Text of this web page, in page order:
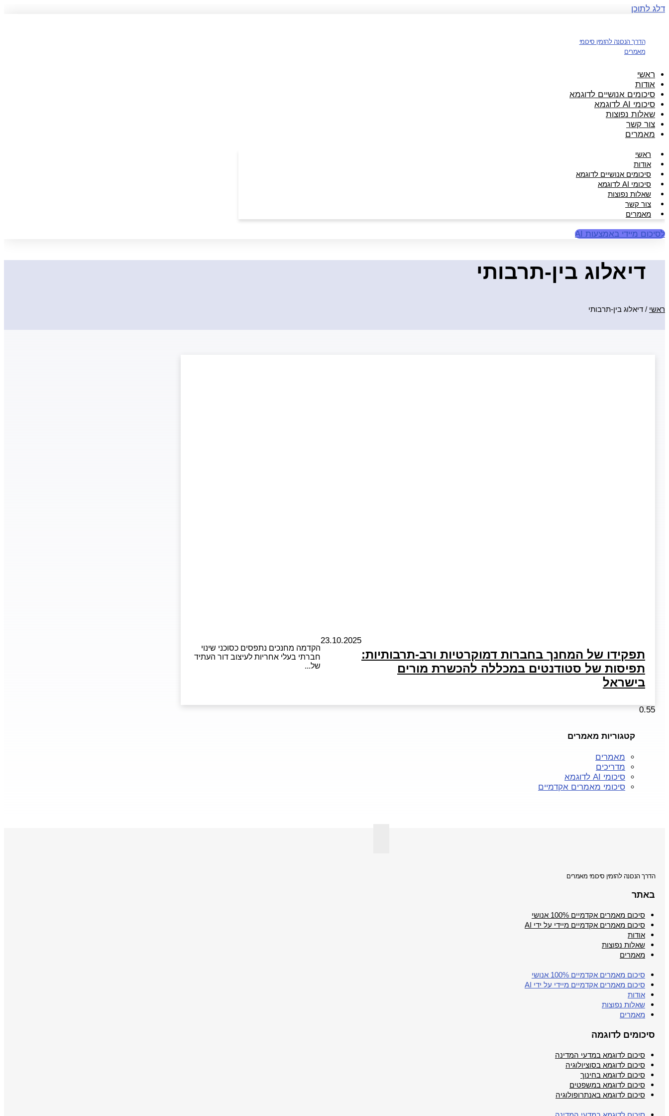
דלג לתוכן
הדרך הנכונה להזמין סיכומי
מאמרים
ראשי
אודות
סיכומים אנושיים לדוגמא
סיכומי AI לדוגמא
שאלות נפוצות
צור קשר
מאמרים
ראשי
אודות
סיכומים אנושיים לדוגמא
סיכומי AI לדוגמא
שאלות נפוצות
צור קשר
מאמרים
לסיכום מיידי באמצעות AI
דיאלוג בין-תרבותי
ראשי / דיאלוג בין-תרבותי
תפקידו של המחנך בחברות דמוקרטיות ורב-תרבותיות:
תפיסות של סטודנטים במכללה להכשרת מורים
בישראל
23.10.2025
הקדמה מחנכים נתפסים כסוכני שינוי
חברתי בעלי אחריות לעיצוב דור העתיד
של
קטגוריות מאמרים
מאמרים
מדריכים
סיכומי AI לדוגמא
סיכומי מאמרים אקדמיים
הדרך הנכונה להזמין סיכומי מאמרים
באתר
סיכום מאמרים אקדמיים 100% אנושי
סיכום מאמרים אקדמיים מיידי על ידי AI
אודות
שאלות נפוצות
מאמרים
סיכום מאמרים אקדמיים 100% אנושי
סיכום מאמרים אקדמיים מיידי על ידי AI
אודות
שאלות נפוצות
מאמרים
סיכומים לדוגמה
סיכום לדוגמא במדעי המדינה
סיכום לדוגמא בסוציולוגיה
סיכום לדוגמא בחינוך
סיכום לדוגמא במשפטים
סיכום לדוגמא באנתרופולוגיה